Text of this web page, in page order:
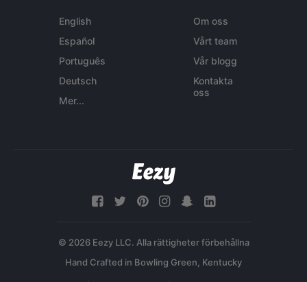
English
Español
Português
Deutsch
Mer...
Om oss
Vårt team
Vår blogg
Kontakta
oss
© 2026 Eezy LLC. Alla rättigheter förbehållna